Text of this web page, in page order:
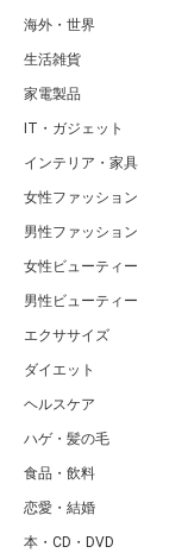
海外・世界
生活雑貨
家電製品
IT・ガジェット
インテリア・家具
女性ファッション
男性ファッション
女性ビューティー
男性ビューティー
エクササイズ
ダイエット
ヘルスケア
ハゲ・髪の毛
食品・飲料
恋愛・結婚
本・CD・DVD